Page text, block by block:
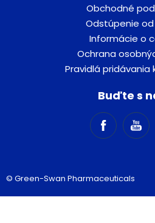
Obchodné
Odstúpenie
Informácie o
Ochrana
Pravidlá pridávania
Buďte s
© Green-Swan Pharmaceuticals